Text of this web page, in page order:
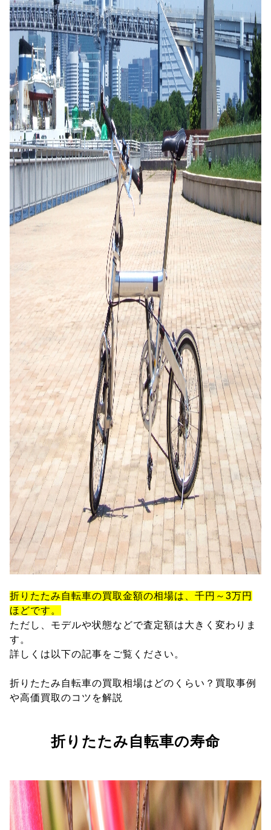
折りたたみ自転車の買取金額の相場は、千円～3万円
ほどです。
ただし、モデルや状態などで査定額は大きく変わりま
す。
詳しくは以下の記事をご覧ください。
折りたたみ自転車の買取相場はどのくらい？買取事例
や高価買取のコツを解説
折りたたみ自転車の寿命